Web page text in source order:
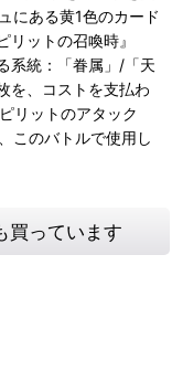
にある黄1色のカード
ットの召喚時』
系統：「眷属」/「天
を、コストを支払わ
リットのアタック
このバトルで使用し
買っています